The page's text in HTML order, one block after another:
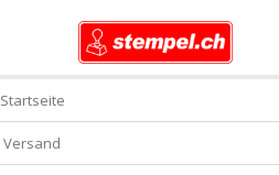
Startseite
Versand